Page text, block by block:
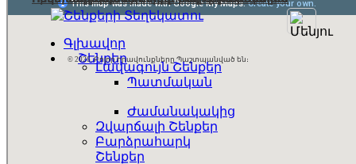
Գլխավոր
Շենքեր
Լավագույն Շենքեր
Պատմական
Ժամանակակից
Զվարճալի Շենքեր
Բարձրահարկ
Շենքեր
© 2026. Բոլոր Իրավունքները Պաշտպանված են։